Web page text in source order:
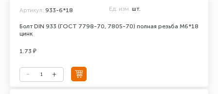
Болт DIN 933 (ГОСТ 7798-70, 7805-70) полная резьба М6*18
цинк
Артикул: 933-6*18 Ед. изм. шт.
1.73 ₽